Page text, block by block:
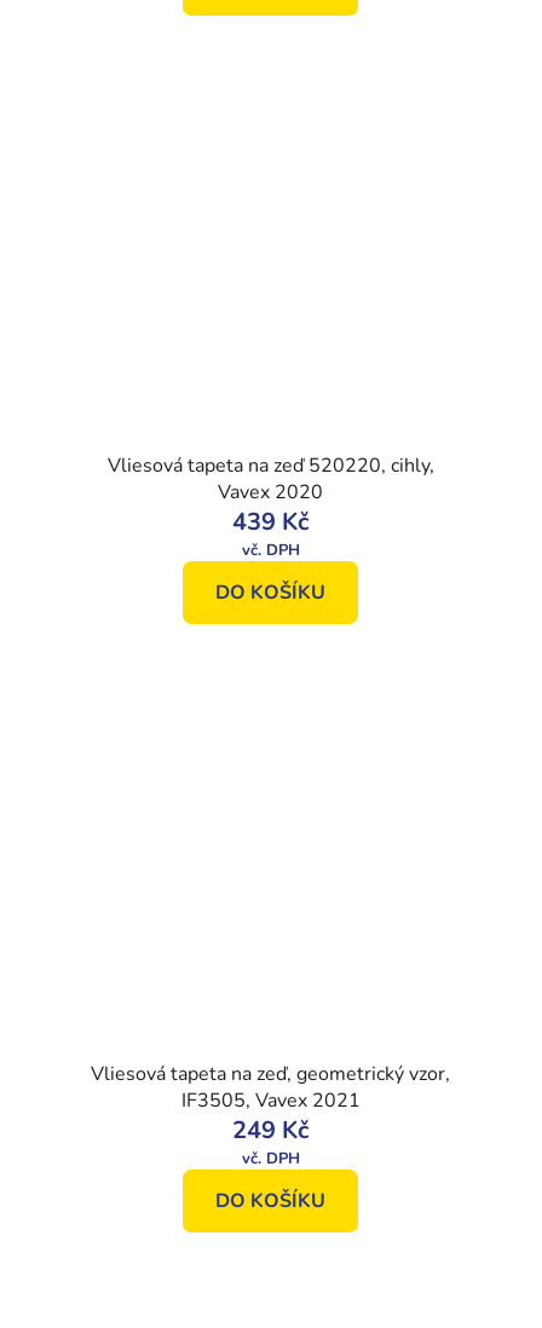
Vliesová tapeta na zeď 520220, cihly,
Vavex 2020
439 Kč
DO KOŠÍKU
Vliesová tapeta na zeď, geometrický vzor,
IF3505, Vavex 2021
249 Kč
DO KOŠÍKU